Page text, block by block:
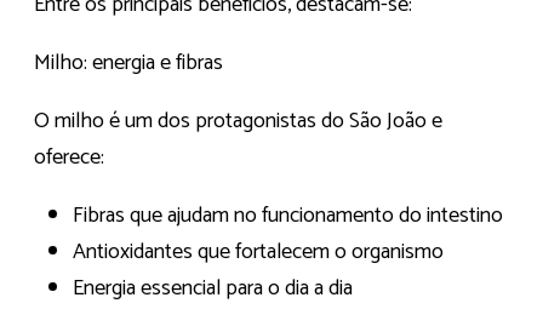
Milho: energia e fibras
O milho é um dos protagonistas do São João e
oferece:
Fibras que ajudam no funcionamento do intestino
Antioxidantes que fortalecem o organismo
Energia essencial para o dia a dia